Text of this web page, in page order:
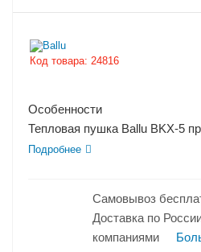
Код товара: 24816
Особенности
Тепловая пушка Ballu BKX-5
тепловентилятор, помещенный
Подробнее
Самовывоз
Доставка по
компаниями